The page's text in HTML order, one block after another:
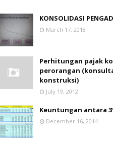
KONSOLIDASI
March 17, 2018
Perhitungan pajak
perorangan
konstruksi)
July 19, 2012
Keuntungan antara
December 16, 2014